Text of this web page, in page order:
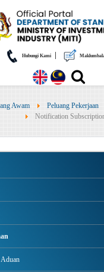
Hubungi Kami|
Awam Peluang Pekerjaan
Notification